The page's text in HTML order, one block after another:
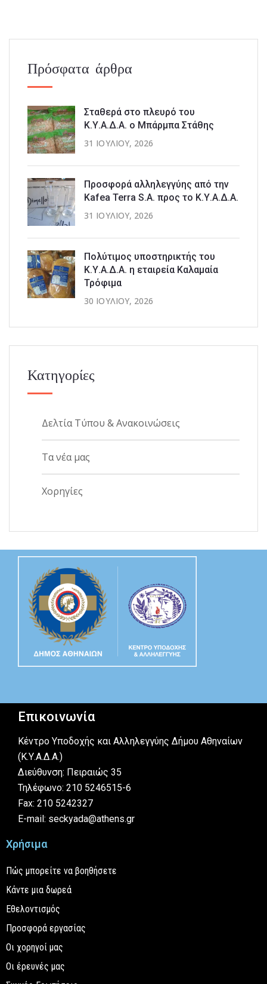
Πρόσφατα άρθρα
Σταθερά στο πλευρό του
Κ.Υ.Α.Δ.Α. ο Μπάρμπα Στάθης
31 ΙΟΥΛΊΟΥ, 2026
Προσφορά αλληλεγγύης από την
Kafea Terra S.A. προς το Κ.Υ.Α.Δ.Α.
31 ΙΟΥΛΊΟΥ, 2026
Πολύτιμος υποστηρικτής του
Κ.Υ.Α.Δ.Α. η εταιρεία Καλαμαία
Τρόφιμα
30 ΙΟΥΛΊΟΥ, 2026
Κατηγορίες
Δελτία Τύπου & Ανακοινώσεις
Τα νέα μας
Χορηγίες
Επικοινωνία
Κέντρο Υποδοχής και Αλληλεγγύης Δήμου Αθηναίων
(Κ.Υ.Α.Δ.Α.)
Διεύθυνση: Πειραιώς 35
Τηλέφωνο: 210 5246515-6
Fax: 210 5242327
E-mail: seckyada@athens.gr
Χρήσιμα
Πώς μπορείτε να βοηθήσετε
Κάντε μια δωρεά
Εθελοντισμός
Προσφορά εργασίας
Οι χορηγοί μας
Οι έρευνές μας